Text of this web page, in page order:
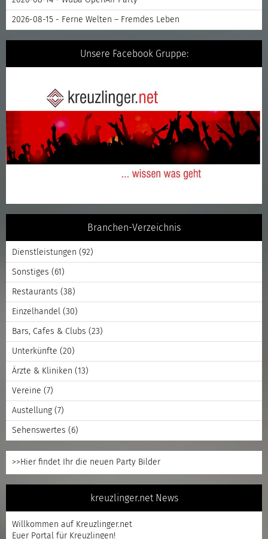
2026-08-15 - Ferne Welten – Fremdes Leben
Unsere Facebook Gruppe:
Branchen-Verzeichnis
Dienstleistungen (92)
Sonstiges (61)
Restaurants (38)
Einzelhandel (30)
Bars, Cafes & Clubs (23)
Unterkünfte (20)
Ärzte & Kliniken (13)
Vereine (7)
Austellung (7)
Sehenswertes (6)
>>Hier findet Ihr die neuen Party Bilder
kreuzlinger.net News
Willkommen auf Kreuzlinger.net
Euer Portal für Kreuzlingen!